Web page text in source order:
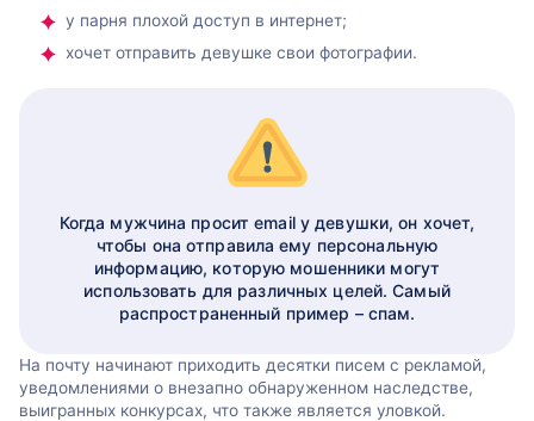
у парня плохой доступ в интернет;
хочет отправить девушке свои фотографии.
Когда мужчина просит email у девушки, он хочет,
чтобы она отправила ему персональную
информацию, которую мошенники могут
использовать для различных целей. Самый
распространенный пример – спам.
На почту начинают приходить десятки писем с рекламой,
уведомлениями о внезапно обнаруженном наследстве,
выигранных конкурсах, что также является уловкой.